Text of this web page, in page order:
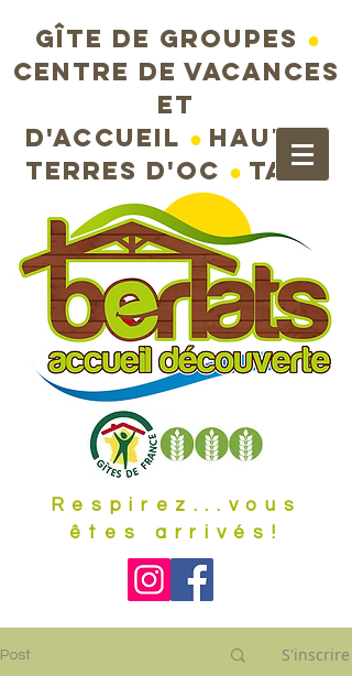
Gîte de groupes ●
Centre de vacances
et
d'accueil ● Hautes
terres d'Oc ●Tarn
Respirez...vous
êtes arrivés!
Post S'inscrire